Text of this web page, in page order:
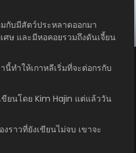
กับมีสัตว์ประหลาดออกมา
ศษ และมีหอคอยรวมถึงดันเจี้ยน
นี้ทำให้เกาหลีเริ่มที่จะต่อกรกับ
ขียนโดย Kim Hajin แต่แล้ววัน
ราวที่ยังเขียนไม่จบ เขาจะ